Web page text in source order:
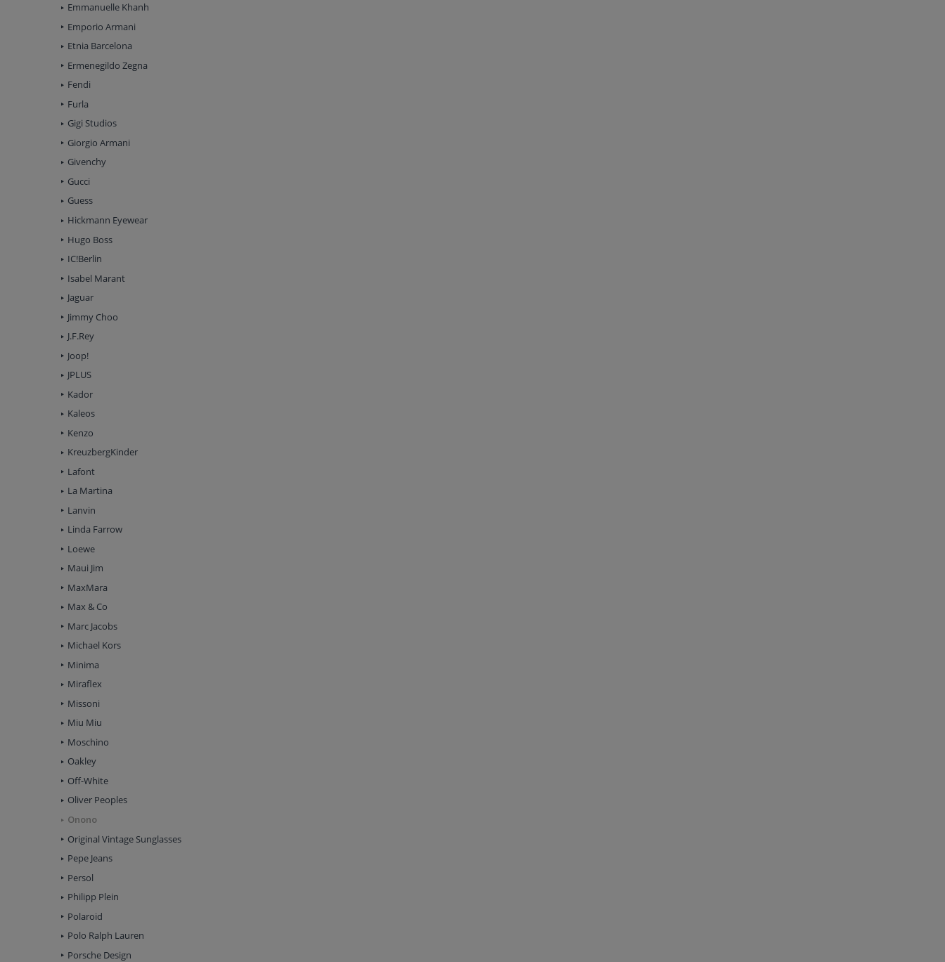
Emmanuelle Khanh
Emporio Armani
Etnia Barcelona
Ermenegildo Zegna
Fendi
Furla
Gigi Studios
Giorgio Armani
Givenchy
Gucci
Guess
Hickmann Eyewear
Hugo Boss
IC!Berlin
Isabel Marant
Jaguar
Jimmy Choo
J.F.Rey
Joop!
JPLUS
Kador
Kaleos
Kenzo
KreuzbergKinder
Lafont
La Martina
Lanvin
Linda Farrow
Loewe
Maui Jim
MaxMara
Max & Co
Marc Jacobs
Michael Kors
Minima
Miraflex
Missoni
Miu Miu
Moschino
Oakley
Off-White
Oliver Peoples
Onono
Original Vintage Sunglasses
Pepe Jeans
Persol
Philipp Plein
Polaroid
Polo Ralph Lauren
Porsche Design